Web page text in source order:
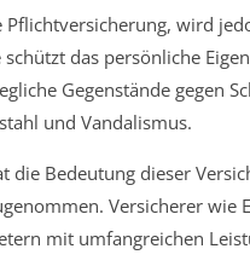
Pflichtversicherung, wird
das persönliche
Gegenstände gegen
und Vandalismus.
die Bedeutung dieser
Versicherer wie
mit umfangreichen